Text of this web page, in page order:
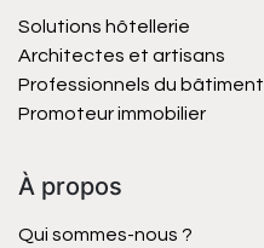
Solutions hôtellerie
Architectes et artisans
Professionnels du bâtiment
Promoteur immobilier
À propos
Qui sommes-nous ?